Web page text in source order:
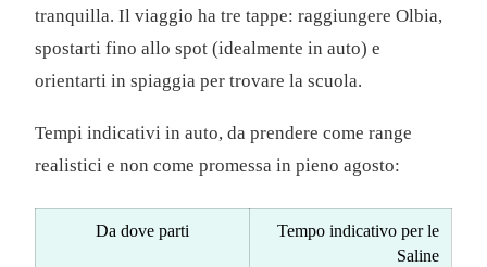
tranquilla. Il viaggio ha tre tappe: raggiungere Olbia,
spostarti fino allo spot (idealmente in auto) e
orientarti in spiaggia per trovare la scuola.
Tempi indicativi in auto, da prendere come range
realistici e non come promessa in pieno agosto:
Da dove parti
Tempo indicativo per le
Saline